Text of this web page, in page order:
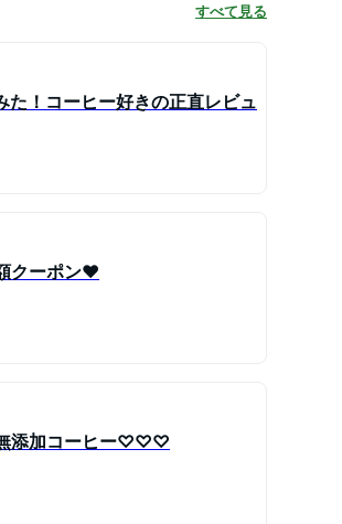
すべて見る
た！コーヒー好きの正直レビュ
クーポン♥️
無添加コーヒー♡♡♡